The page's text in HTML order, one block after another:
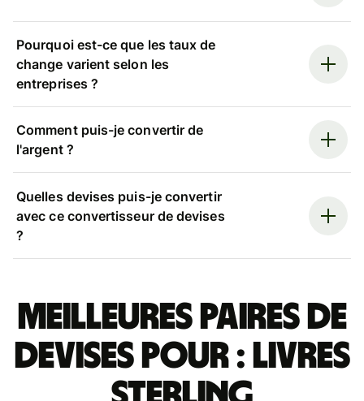
Pourquoi est-ce que les taux de
change varient selon les
entreprises ?
Comment puis-je convertir de
l'argent ?
Quelles devises puis-je convertir
avec ce convertisseur de devises
?
Meilleures paires de
devises pour : livres